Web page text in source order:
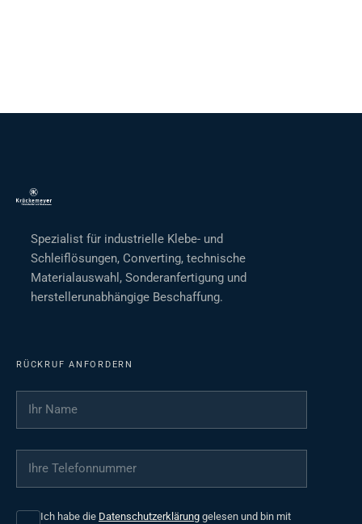
Spezialist für industrielle Klebe- und
Schleiflösungen, Converting, technische
Materialauswahl, Sonderanfertigung und
herstellerunabhängige Beschaffung.
RÜCKRUF ANFORDERN
Ihr Name
Ihre Telefonnummer
Ich habe die Datenschutzerklärung gelesen und bin mit